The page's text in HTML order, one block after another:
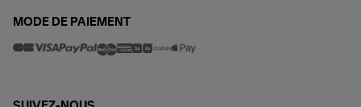
MODE DE PAIEMENT